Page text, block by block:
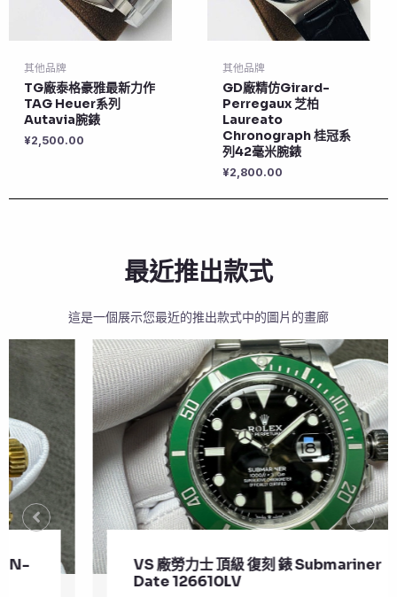
其他品牌
TG廠泰格豪雅最新力作
TAG Heuer系列
Autavia腕錶
¥2,500.00
其他品牌
GD廠精仿Girard-
Perregaux 芝柏
Laureato
Chronograph 桂冠系
列42毫米腕錶
¥2,800.00
最近推出款式
這是一個展示您最近的推出款式中的圖片的畫廊
VS 廠勞力士 頂級 復刻 錶 Submariner
Date 126610LV